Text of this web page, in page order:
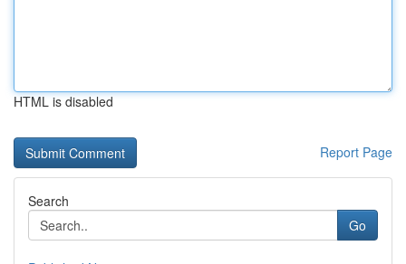
HTML is disabled
Report Page
Search
Go